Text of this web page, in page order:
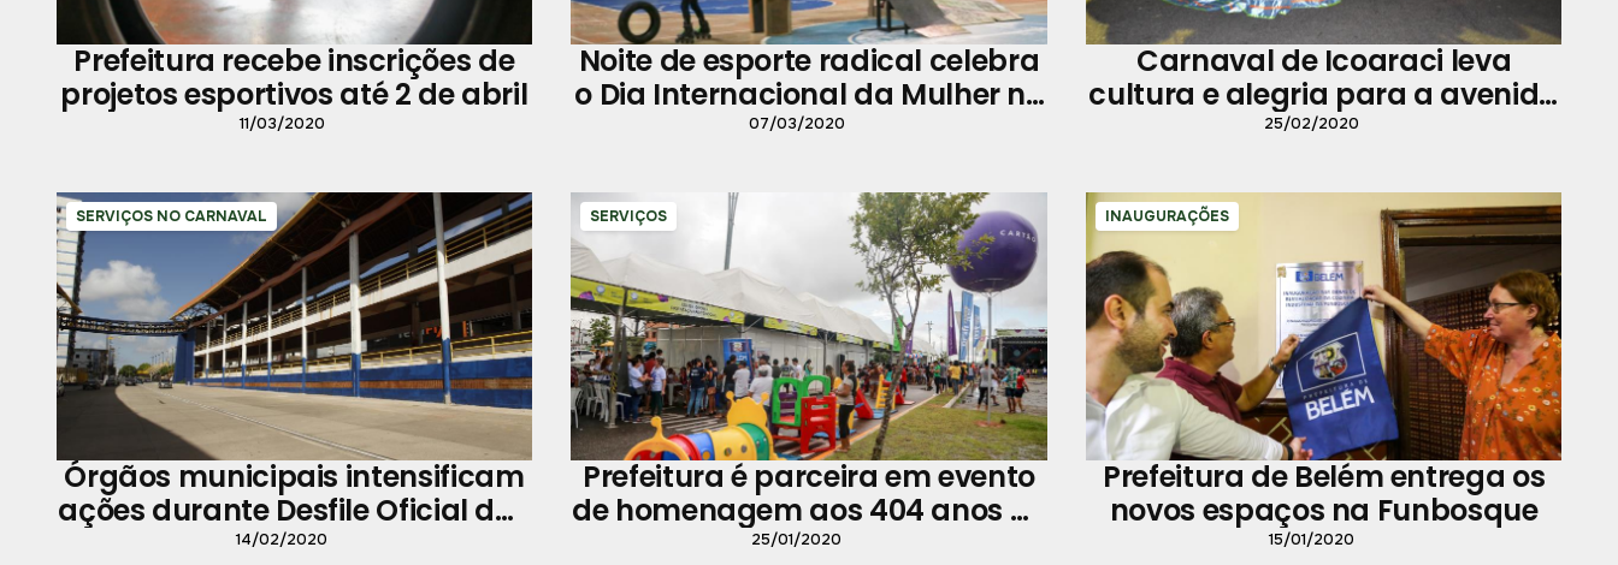
Prefeitura recebe inscrições de
projetos esportivos até 2 de abril
11/03/2020
Noite de esporte radical celebra
o Dia Internacional da Mulher no
Ginásio Altino Pimenta
07/03/2020
Carnaval de Icoaraci leva
cultura e alegria para a avenida
do samba.
25/02/2020
SERVIÇOS NO CARNAVAL
Órgãos municipais intensificam
ações durante Desfile Oficial das
Escolas de Samba
14/02/2020
SERVIÇOS
Prefeitura é parceira em evento
de homenagem aos 404 anos de
Belém
25/01/2020
INAUGURAÇÕES
Prefeitura de Belém entrega os
novos espaços na Funbosque
15/01/2020